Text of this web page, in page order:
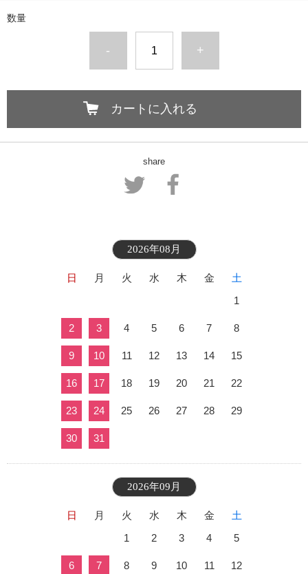
数量
- +
カートに入れる
share
2026年08月
日 月 火 水 木 金
土
1
2 3 4 5 6 7 8
9 10 11 12 13 14 15
16 17 18 19 20 21 22
23 24 25 26 27 28 29
30 31
2026年09月
日 月 火 水 木 金
土
1
2 3 4 5
6 7 8 9 10 11 12